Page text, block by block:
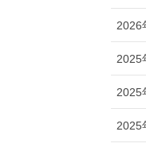
2026
2025
2025
2025